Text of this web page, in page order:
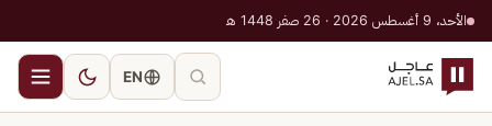
الأحد، 9 أغسطس 2026 · 26 صفر 1448 هـ
EN